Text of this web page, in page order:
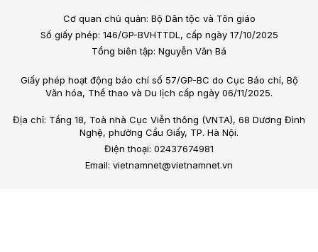
Cơ quan chủ quản: Bộ Dân tộc và Tôn giáo
Số giấy phép: 146/GP-BVHTTDL, cấp ngày 17/10/2025
Tổng biên tập: Nguyễn Văn Bá
Giấy phép hoạt động báo chí số 57/GP-BC do Cục Báo chí, Bộ
Văn hóa, Thể thao và Du lịch cấp ngày 06/11/2025.
Địa chỉ: Tầng 18, Toà nhà Cục Viễn thông (VNTA), 68 Dương Đình
Nghệ, phường Cầu Giấy, TP. Hà Nội.
Điện thoại: 02437674981
Email: vietnamnet@vietnamnet.vn